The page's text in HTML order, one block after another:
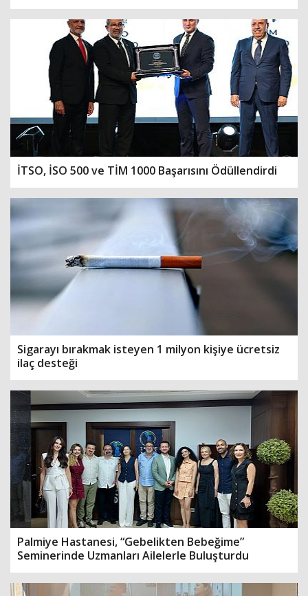
İTSO, İSO 500 ve TİM 1000 Başarısını Ödüllendirdi
Sigarayı bırakmak isteyen 1 milyon kişiye ücretsiz
ilaç desteği
Palmiye Hastanesi, “Gebelikten Bebeğime”
Seminerinde Uzmanları Ailelerle Buluşturdu